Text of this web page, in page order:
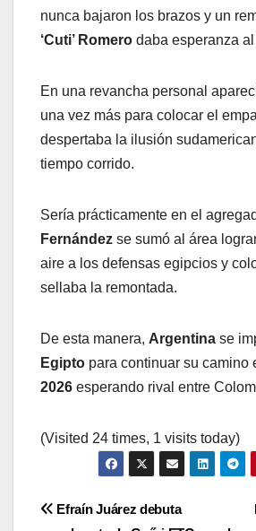
nunca bajaron los brazos y un
‘Cuti’ Romero daba esperanza al
En una revancha personal
una vez más para colocar el
despertaba la ilusión
tiempo corrido.
Sería prácticamente en el
Fernández se sumó al área
aire a los defensas egipcios y
sellaba la remontada.
De esta manera, Argentina se
Egipto para continuar su camino
2026 esperando rival entre
(Visited 24 times, 1 visits today)
Navegación
Efraín Juárez debuta